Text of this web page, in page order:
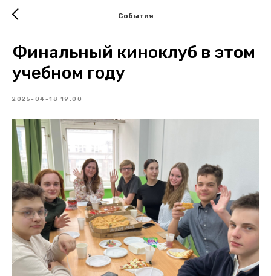
События
Финальный киноклуб в этом
учебном году
2025-04-18 19:00